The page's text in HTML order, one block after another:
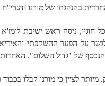
בהנהגתו של מורנו [הגרי"ח
חוגיו, ניסה ראש ישיבת
לגשר על הפער ההשקפתי
של "גדול השלום". האחדות
מיותר לציין כי מורנו קבלו